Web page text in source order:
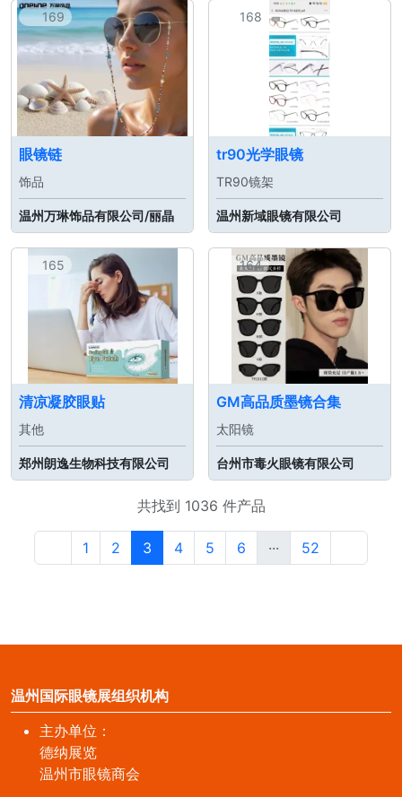
169
眼镜链
饰品
温州万琳饰品有限公司/丽晶
168
tr90光学眼镜
TR90镜架
温州新域眼镜有限公司
165
清凉凝胶眼贴
其他
郑州朗逸生物科技有限公司
164
GM高品质墨镜合集
太阳镜
台州市毒火眼镜有限公司
共找到 1036 件产品
1 2 3 4 5 6 ··· 52
温州国际眼镜展组织机构
主办单位：
德纳展览
温州市眼镜商会